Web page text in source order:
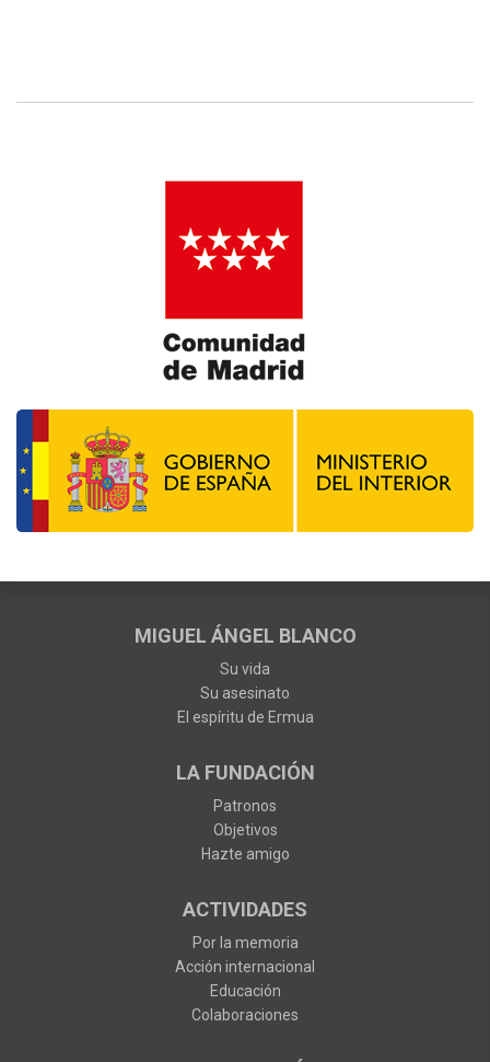
MIGUEL ÁNGEL BLANCO
Su vida
Su asesinato
El espíritu de Ermua
LA FUNDACIÓN
Patronos
Objetivos
Hazte amigo
ACTIVIDADES
Por la memoria
Acción internacional
Educación
Colaboraciones